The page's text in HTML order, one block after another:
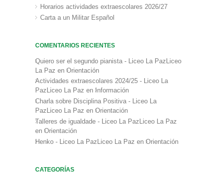
Horarios actividades extraescolares 2026/27
Carta a un Militar Español
COMENTARIOS RECIENTES
Quiero ser el segundo pianista - Liceo La PazLiceo
La Paz enOrientación
Actividades extraescolares 2024/25 - Liceo La
PazLiceo La Paz enInformación
Charla sobre Disciplina Positiva - Liceo La
PazLiceo La Paz enOrientación
Talleres de igualdade - Liceo La PazLiceo La Paz
enOrientación
Henko - Liceo La PazLiceo La Paz enOrientación
CATEGORÍAS